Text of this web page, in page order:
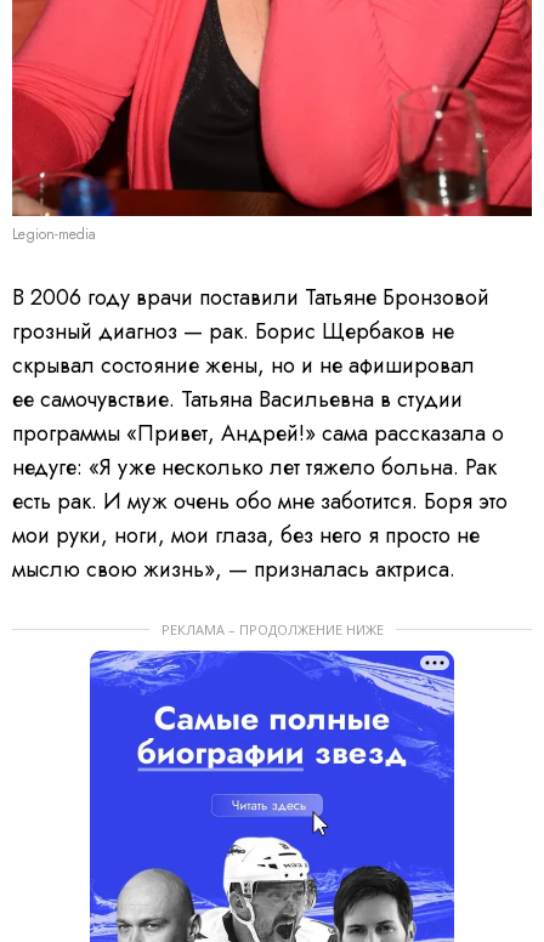
Legion-media
В 2006 году врачи поставили Татьяне Бронзовой
грозный диагноз — рак. Борис Щербаков не
скрывал состояние жены, но и не афишировал
ее самочувствие. Татьяна Васильевна в студии
программы «Привет, Андрей!» сама рассказала о
недуге: «Я уже несколько лет тяжело больна. Рак
есть рак. И муж очень обо мне заботится. Боря это
мои руки, ноги, мои глаза, без него я просто не
мыслю свою жизнь», — призналась актриса.
РЕКЛАМА – ПРОДОЛЖЕНИЕ НИЖЕ